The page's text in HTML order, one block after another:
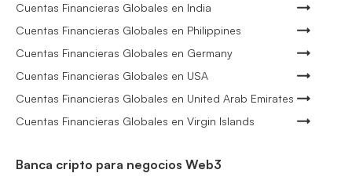
Cuentas Financieras Globales en India
Cuentas Financieras Globales en Philippines
Cuentas Financieras Globales en Germany
Cuentas Financieras Globales en USA
Cuentas Financieras Globales en United Arab Emirates
Cuentas Financieras Globales en Virgin Islands
Banca cripto para negocios Web3